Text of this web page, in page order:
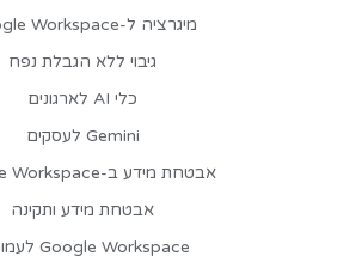
מיגרציה ל-Google Workspace
גיבוי ללא הגבלת נפח
כלי AI לארגונים
Gemini לעסקים
אבטחת מידע ב-Google Workspace
אבטחת מידע ותקינה
Google Workspace לעמותות